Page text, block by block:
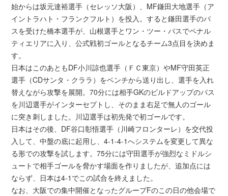
始からは坂元達裕選手（セレッソ大阪）、MF鎌田大地選手（ア
イントラハト・フランクフルト）を投入。すると鎌田選手のパ
スを受けた橋本選手が、山根選手とワン・ツー・パスでペナル
ティエリアに入り、公式戦初ゴールとなるチーム3点目を決めま
す。
日本はこのあともDF小川諒也選手（ＦＣ東京）やMF守田英正
選手（CDサンタ・クララ）をベンチから送り出し、選手を入れ
替えながら攻撃を展開。70分には相手GKのビルドアップのパス
を川辺選手がインターセプトし、そのまま右足で無人のゴール
に突き刺しました。川辺選手は初先発で初ゴールです。
日本はその後、DF谷口彰悟選手（川崎フロンターレ）を交代投
入して、中盤の底に起用し、4-1-4-1へシステムを変更して異な
る形での攻撃を試します。75分には守田選手が強烈なミドルシ
ュートで相手ゴールを脅かす場面を作りましたが、追加点には
ならず、日本は4-1でこの試合を終えました。
なお、大阪での集中開催となったグループFのこの日の他会場で